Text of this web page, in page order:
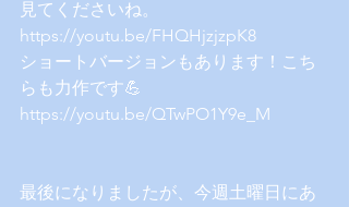
見てくださいね。
https://youtu.be/FHQHjzjzpK8
ショートバージョンもあります！こち
らも力作です💪
https://youtu.be/QTwPO1Y9e_M
最後になりましたが、今週土曜日にあ